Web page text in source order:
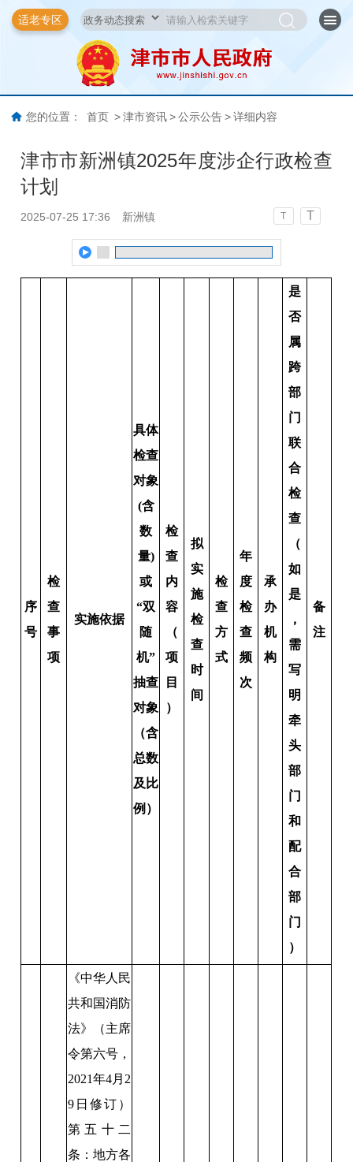
适老专区
您的位置： 首页 > 津市资讯 > 公示公告 > 详细内容
津市市新洲镇2025年度涉企行政检查
计划
2025-07-25 17:36 新洲镇 T T
序
号
检
查
事
项
实施依据
具体
检查
对象
(含
数
量)
或
“双
随
机”
抽查
对象
（含
总数
及比
例）
检
查
内
容
（
项
目
）
拟
实
施
检
查
时
间
检
查
方
式
年
度
检
查
频
次
承
办
机
构
是
否
属
跨
部
门
联
合
检
查
（
如
是
，
需
写
明
牵
头
部
门
和
配
合
部
门
）
备
注
《中华人民
共和国消防
法》（主席
令第六号，
2021年4月2
9日修订）
第五十二
条：地方各